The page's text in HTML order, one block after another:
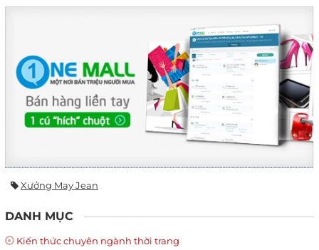
Xưởng May Jean
DANH MỤC
Kiến thức chuyên ngành thời trang